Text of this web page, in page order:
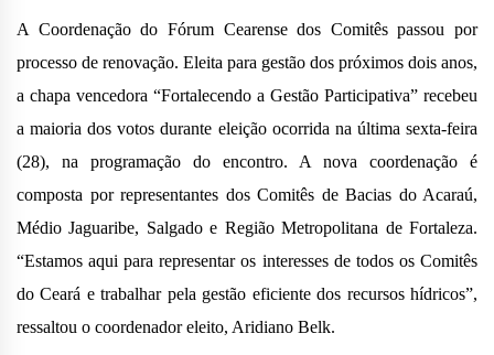
A Coordenação do Fórum Cearense dos Comitês passou por
processo de renovação. Eleita para gestão dos próximos dois anos,
a chapa vencedora “Fortalecendo a Gestão Participativa” recebeu
a maioria dos votos durante eleição ocorrida na última sexta-feira
(28), na programação do encontro. A nova coordenação é
composta por representantes dos Comitês de Bacias do Acaraú,
Médio Jaguaribe, Salgado e Região Metropolitana de Fortaleza.
“Estamos aqui para representar os interesses de todos os Comitês
do Ceará e trabalhar pela gestão eficiente dos recursos hídricos”,
ressaltou o coordenador eleito, Aridiano Belk.